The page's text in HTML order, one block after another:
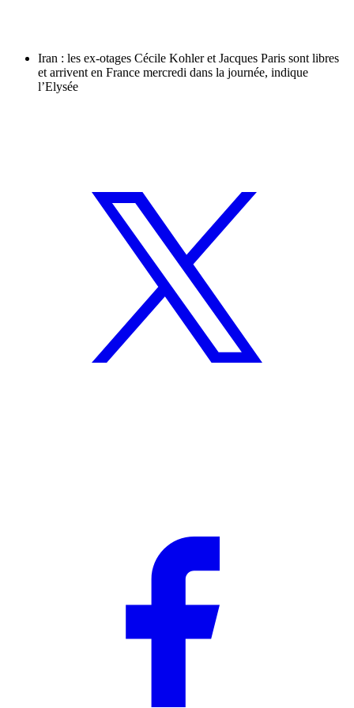
Iran : les ex-otages Cécile Kohler et Jacques Paris sont libres
et arrivent en France mercredi dans la journée, indique
l’Elysée